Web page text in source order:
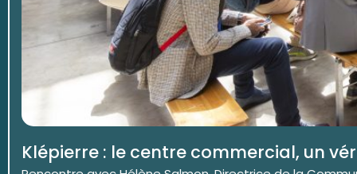
Klépierre : le centre commercial, un